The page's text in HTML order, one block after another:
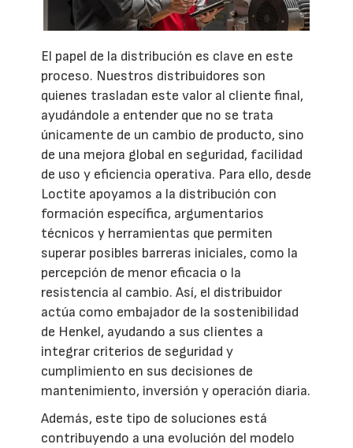
El papel de la distribución es clave en este
proceso. Nuestros distribuidores son
quienes trasladan este valor al cliente final,
ayudándole a entender que no se trata
únicamente de un cambio de producto, sino
de una mejora global en seguridad, facilidad
de uso y eficiencia operativa. Para ello, desde
Loctite apoyamos a la distribución con
formación específica, argumentarios
técnicos y herramientas que permiten
superar posibles barreras iniciales, como la
percepción de menor eficacia o la
resistencia al cambio. Así, el distribuidor
actúa como embajador de la sostenibilidad
de Henkel, ayudando a sus clientes a
integrar criterios de seguridad y
cumplimiento en sus decisiones de
mantenimiento, inversión y operación diaria.
Además, este tipo de soluciones está
contribuyendo a una evolución del modelo